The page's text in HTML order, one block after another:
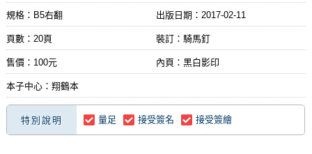
規格：B5右翻 出版日期： 2017-02-11
頁數：20頁 裝訂：騎馬釘
售價：100元 內頁：黑白影印
本子中心：翔鶴本
特別說明 量足 接受簽名 接受簽繪